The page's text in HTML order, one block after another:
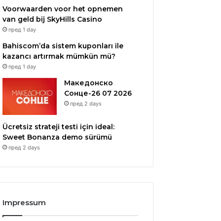
Voorwaarden voor het opnemen
van geld bij SkyHills Casino
пред 1 day
Bahiscom’da sistem kuponları ile
kazancı artırmak mümkün mü?
пред 1 day
Македонско
Сонце-26 07 2026
пред 2 days
Ücretsiz strateji testi için ideal:
Sweet Bonanza demo sürümü
пред 2 days
Impressum